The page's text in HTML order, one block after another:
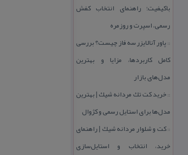
باكیفیت؛ راهنمای انتخاب كفش
رسمی، اسپرت و روزمره
:: پاور آنالایزر سه فاز چیست؟ بررسی
كامل كاربردها، مزایا و بهترین
مدل‌های بازار
::خرید كت تك مردانه شیك | بهترین
مدل‌ها برای استایل رسمی و كژوال
::كت و شلوار مردانه شیك | راهنمای
خرید، انتخاب و استایل‌سازی